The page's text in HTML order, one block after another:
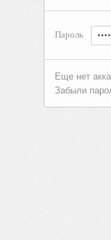
Пароль
Еще нет
Забыли